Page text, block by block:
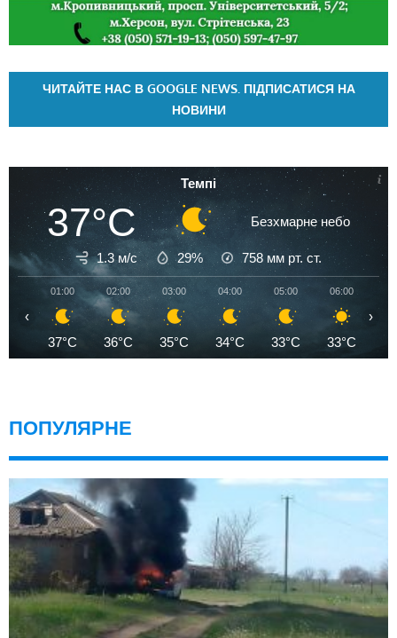
ЧИТАЙТЕ НАС В GOOGLE NEWS. ПІДПИСАТИСЯ НА
НОВИНИ
Темпі
37°C Безхмарне небо
1.3 м/с 29% 758 мм рт. ст.
01:00
37°C
02:00
36°C
03:00
35°C
04:00
34°C
05:00
33°C
06:00
33°C
‹ ›
ПОПУЛЯРНЕ